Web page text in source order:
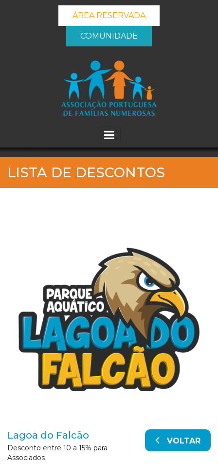
ÁREA RESERVADA
COMUNIDADE
_banner_me_
LISTA DE DESCONTOS
Lagoa do Falcão VOLTAR
Desconto entre 10 a 15% para
Associados